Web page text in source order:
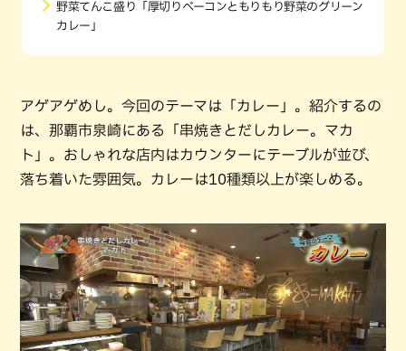
野菜てんこ盛り「厚切りベーコンともりもり野菜のグリーン
カレー」
アゲアゲめし。今回のテーマは「カレー」。紹介するの
は、那覇市泉崎にある「串焼きとだしカレー。マカ
ト」。おしゃれな店内はカウンターにテーブルが並び、
落ち着いた雰囲気。カレーは10種類以上が楽しめる。